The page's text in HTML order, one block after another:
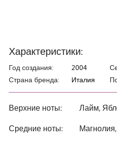
Характеристики:
Год создания:
2004
Страна бренда:
Италия
Верхние ноты:
Лайм,
Средние ноты: